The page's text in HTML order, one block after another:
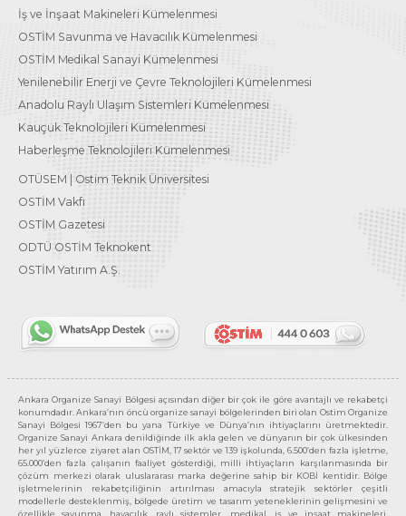
İş ve İnşaat Makineleri Kümelenmesi
OSTİM Savunma ve Havacılık Kümelenmesi
OSTİM Medikal Sanayi Kümelenmesi
Yenilenebilir Enerji ve Çevre Teknolojileri Kümelenmesi
Anadolu Raylı Ulaşım Sistemleri Kümelenmesi
Kauçuk Teknolojileri Kümelenmesi
Haberleşme Teknolojileri Kümelenmesi
OTÜSEM | Ostim Teknik Üniversitesi
OSTİM Vakfı
OSTİM Gazetesi
ODTÜ OSTİM Teknokent
OSTİM Yatırım A.Ş.
Ankara Organize Sanayi Bölgesi açısından diğer bir çok ile göre avantajlı ve rekabetçi
konumdadır. Ankara’nın öncü organize sanayi bölgelerinden biri olan Ostim Organize
Sanayi Bölgesi 1967’den bu yana Türkiye ve Dünya’nın ihtiyaçlarını üretmektedir.
Organize Sanayi Ankara denildiğinde ilk akla gelen ve dünyanın bir çok ülkesinden
her yıl yüzlerce ziyaret alan OSTİM, 17 sektör ve 139 işkolunda, 6.500’den fazla işletme,
65.000’den fazla çalışanın faaliyet gösterdiği, milli ihtiyaçların karşılanmasında bir
çözüm merkezi olarak uluslararası marka değerine sahip bir KOBİ kentidir. Bölge
işletmelerinin rekabetçiliğinin artırılması amacıyla stratejik sektörler çeşitli
modellerle desteklenmiş, bölgede üretim ve tasarım yeteneklerinin gelişmesini ve
özellikle savunma, havacılık, raylı sistemler, medikal, iş ve inşaat makineleri,